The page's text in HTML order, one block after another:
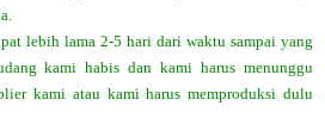
lebih lama 2-5 hari dari waktu sampai yang
kami habis dan kami harus menunggu
kami atau kami harus memproduksi dulu